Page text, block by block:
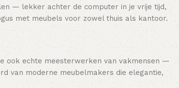
— lekker achter de computer in je vrije tijd,
met meubels voor zowel thuis als kantoor.
ook echte meesterwerken van vakmensen —
van moderne meubelmakers die elegantie,